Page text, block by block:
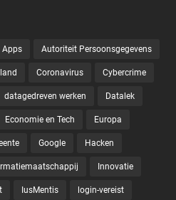
Apps Autoriteit Persoonsgegevens
Coronavirus Cybercrime
datagedreven werken Datalek
Economie en Tech Europa
Google Hacken
Innovatie
IusMentis login-vereist